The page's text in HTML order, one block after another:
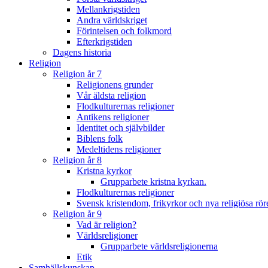
Mellankrigstiden
Andra världskriget
Förintelsen och folkmord
Efterkrigstiden
Dagens historia
Religion
Religion år 7
Religionens grunder
Vår äldsta religion
Flodkulturernas religioner
Antikens religioner
Identitet och självbilder
Biblens folk
Medeltidens religioner
Religion år 8
Kristna kyrkor
Grupparbete kristna kyrkan.
Flodkulturernas religioner
Svensk kristendom, frikyrkor och nya religiösa
Religion år 9
Vad är religion?
Världsreligioner
Grupparbete världsreligionerna
Etik